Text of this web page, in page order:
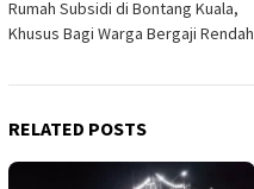
navigation
Rumah Subsidi di Bontang Kuala,
Khusus Bagi Warga Bergaji Rendah
RELATED POSTS